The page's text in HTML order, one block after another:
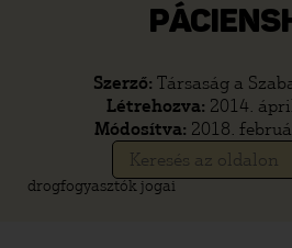
Szerző: Társaság a
Létrehozva: 2014.
Módosítva: 2018.
drogfogyasztók jogai